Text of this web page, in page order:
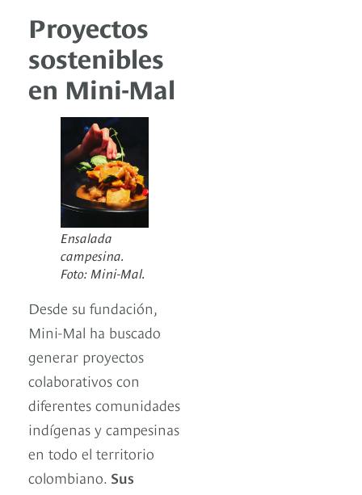
Proyectos
sostenibles
en Mini-Mal
Ensalada
campesina.
Foto: Mini-Mal.
Desde su fundación,
Mini-Mal ha buscado
generar proyectos
colaborativos con
diferentes comunidades
indígenas y campesinas
en todo el territorio
colombiano. Sus